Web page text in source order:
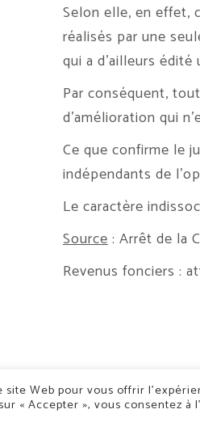
Selon elle, en effet,
réalisés par une
qui a d’ailleurs
Par conséquent,
d’amélioration qui
Ce que confirme le
indépendants de
Le caractère
Source: Arrêt de la
Revenus fonciers :
5 Rue de la Moder 67500
Web pour vous offrir
« Accepter », vous consentez à